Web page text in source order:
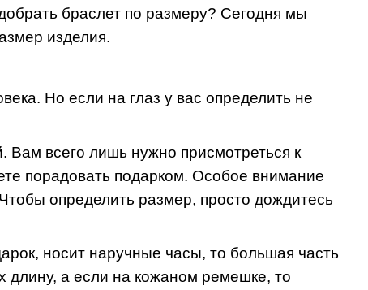
браслет по размеру? Сегодня мы
изделия.
Но если на глаз у вас определить не
всего лишь нужно присмотреться к
порадовать подарком. Особое внимание
определить размер, просто дождитесь
носит наручные часы, то большая часть
длину, а если на кожаном ремешке, то